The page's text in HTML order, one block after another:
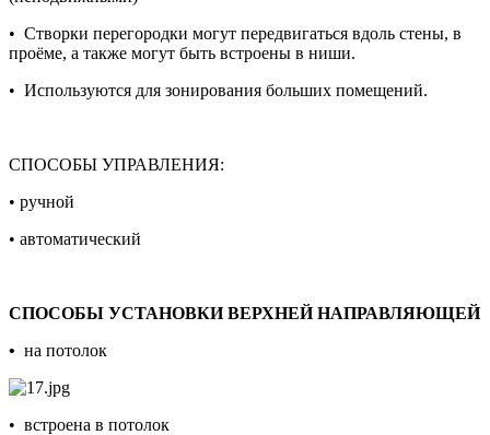
• Створки перегородки могут передвигаться вдоль стены, в
проёме, а также могут быть встроены в ниши.
• Используются для зонирования больших помещений.
СПОСОБЫ УПРАВЛЕНИЯ:
• ручной
• автоматический
СПОСОБЫ УСТАНОВКИ ВЕРХНЕЙ НАПРАВЛЯЮЩЕЙ
• на потолок
• встроена в потолок